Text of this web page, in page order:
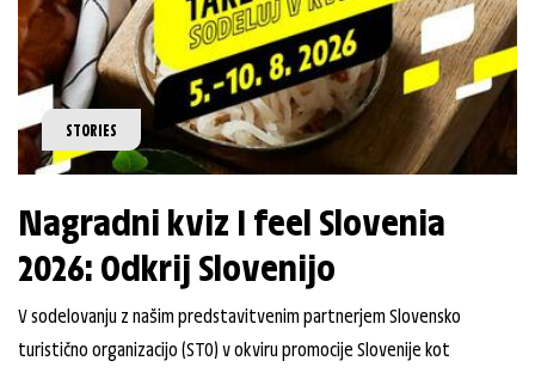
STORIES
Nagradni kviz I feel Slovenia
2026: Odkrij Slovenijo
V sodelovanju z našim predstavitvenim partnerjem Slovensko
turistično organizacijo (STO) v okviru promocije Slovenije kot